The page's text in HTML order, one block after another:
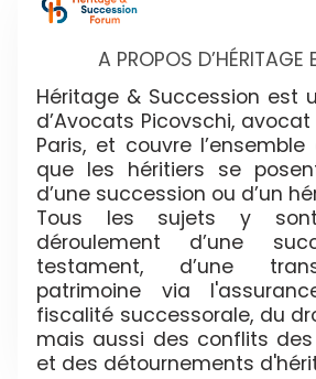
A PROPOS D’HÉRITAGE
Héritage & Succession est
d’Avocats Picovschi,
Paris, et couvre
que les héritiers se
d’une succession ou d’un
Tous les sujets y
déroulement d’une
testament, d’une
patrimoine via
fiscalité successorale, du
mais aussi des conflits
et des détournements